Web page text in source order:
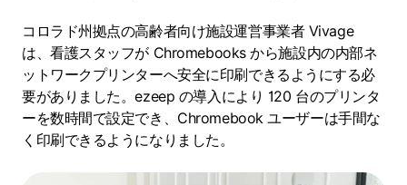
コロラド州拠点の高齢者向け施設運営事業者 Vivage
は、看護スタッフが Chromebooks から施設内の内部ネ
ットワークプリンターへ安全に印刷できるようにする必
要がありました。ezeep の導入により 120 台のプリンタ
ーを数時間で設定でき、Chromebook ユーザーは手間な
く印刷できるようになりました。